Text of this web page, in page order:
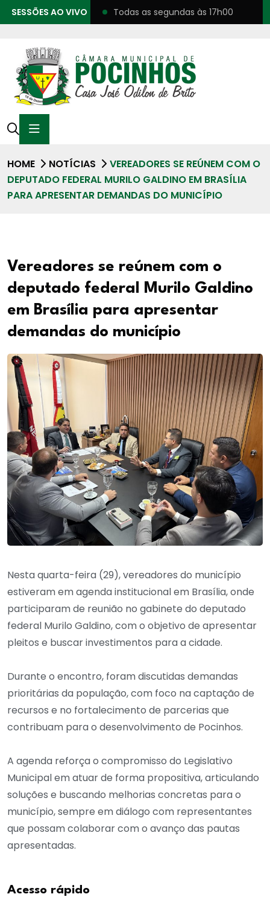
SESSÕES AO VIVO Todas as segundas às 17h00
HOME NOTÍCIAS
VEREADORES SE REÚNEM COM O
DEPUTADO FEDERAL MURILO GALDINO EM BRASÍLIA
PARA APRESENTAR DEMANDAS DO MUNICÍPIO
Vereadores se reúnem com o
deputado federal Murilo Galdino
em Brasília para apresentar
demandas do município
Nesta quarta-feira (29), vereadores do município
estiveram em agenda institucional em Brasília, onde
participaram de reunião no gabinete do deputado
federal Murilo Galdino, com o objetivo de apresentar
pleitos e buscar investimentos para a cidade.
Durante o encontro, foram discutidas demandas
prioritárias da população, com foco na captação de
recursos e no fortalecimento de parcerias que
contribuam para o desenvolvimento de Pocinhos.
A agenda reforça o compromisso do Legislativo
Municipal em atuar de forma propositiva, articulando
soluções e buscando melhorias concretas para o
município, sempre em diálogo com representantes
que possam colaborar com o avanço das pautas
apresentadas.
Acesso rápido